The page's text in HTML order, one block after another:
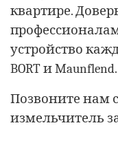
квартире.
устройство
BORT и Maunflend.
Позвоните нам
измельчитель